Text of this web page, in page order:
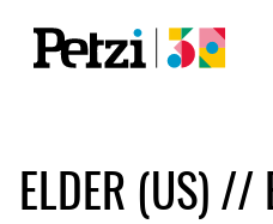
ELDER (US) //